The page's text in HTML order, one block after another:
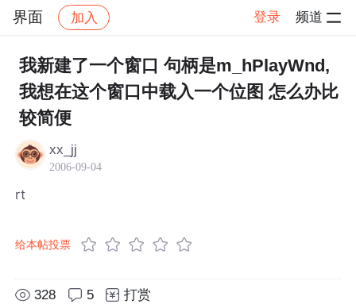
界面 加入 登录 频道
社区 界面 帖子详情
我新建了一个窗口 句柄是m_hPlayWnd,
我想在这个窗口中载入一个位图 怎么办比
较简便
xx_jj
2006-09-04
rt
给本帖投票
328 5 打赏